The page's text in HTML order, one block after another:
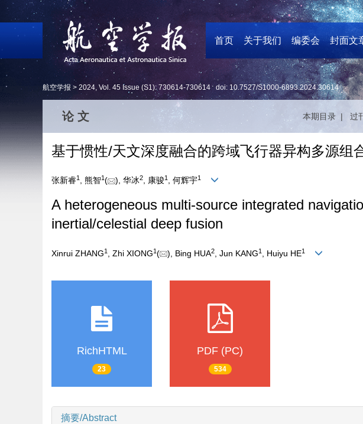
首页 关于我们 编委会 封面文
航空学报 > 2024, Vol. 45 Issue (S1): 730614-730614 doi: 10.7527/S1000-6893.2024.30614
论 文 本期目录 | 过
基于惯性/天文深度融合的跨域飞行器异构多源组
张新睿1 , 熊智1( ), 华冰2, 康骏1 , 何辉宇1
A heterogeneous multi-source integrated
inertial/celestial deep fusion
Xinrui ZHANG1 , Zhi XIONG1( ), Bing HUA2 , Jun KANG1 , Huiyu HE1
RichHTML
23
PDF (PC)
534
摘要/Abstract